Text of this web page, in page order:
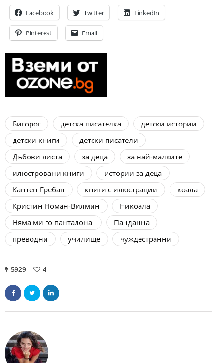
Facebook Twitter LinkedIn
Pinterest Email
Бигорог детска писателка
детски истории
детски книги
детски писатели
Дъбови листа
за деца
за най-малките
илюстровани книги
истории за деца
Кантен Гребан
книги с илюстрации
коала
Кристин Номан-Вилмин
Никоала
Няма ми го панталона!
Панданна
преводни
училище чуждестранни
5929 4